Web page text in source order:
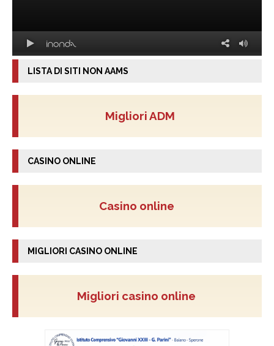
LISTA DI SITI NON AAMS
Migliori ADM
CASINO ONLINE
Casino online
MIGLIORI CASINO ONLINE
Migliori casino online